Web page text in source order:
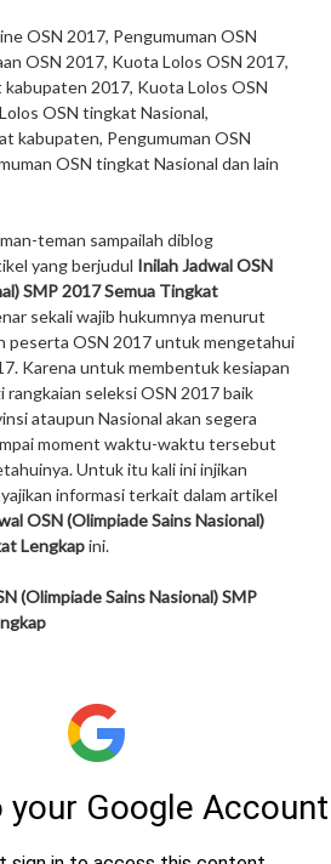
OSN 2017, Pengumuman OSN
OSN 2017, Kuota Lolos OSN 2017,
2017, Kuota Lolos OSN
OSN tingkat Nasional,
kabupaten, Pengumuman OSN
OSN tingkat Nasional dan lain
teman sampailah diblog
yang berjudul Inilah Jadwal OSN
SMP 2017 Semua Tingkat
sekali wajib hukumnya menurut
peserta OSN 2017 untuk mengetahui
Karena untuk membentuk kesiapan
seleksi OSN 2017 baik
ataupun Nasional akan segera
moment waktu-waktu tersebut
Untuk itu kali ini injikan
informasi terkait dalam artikel
OSN (Olimpiade Sains Nasional)
Lengkapini.
(Olimpiade Sains Nasional) SMP